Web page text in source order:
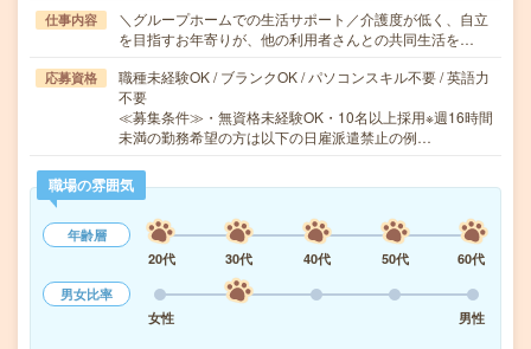
仕事内容
＼グループホームでの生活サポート／介護度が低く、自立
を目指すお年寄りが、他の利用者さんとの共同生活を…
応募資格
職種未経験OK / ブランクOK / パソコンスキル不要 / 英語力
不要
≪募集条件≫・無資格未経験OK・10名以上採用※週16時間
未満の勤務希望の方は以下の日雇派遣禁止の例…
職場の雰囲気
年齢層
20代
30代 40代 50代
60代
男女比率
女性
男性